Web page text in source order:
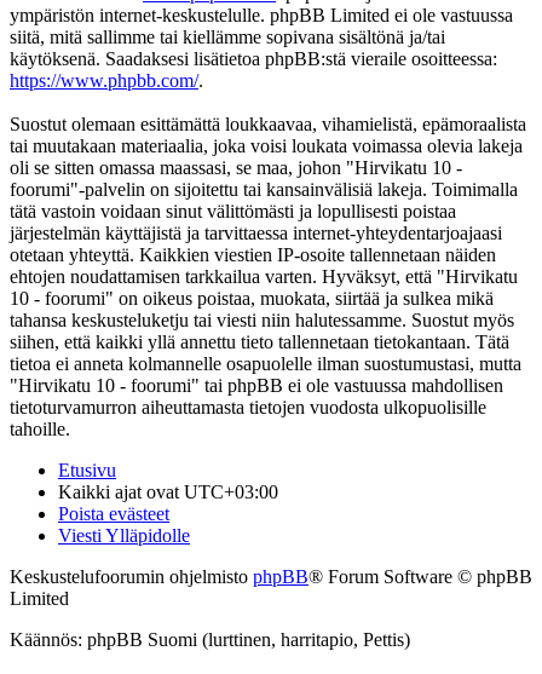
ympäristön internet-keskustelulle. phpBB Limited ei ole vastuussa
siitä, mitä sallimme tai kiellämme sopivana sisältönä ja/tai
käytöksenä. Saadaksesi lisätietoa phpBB:stä vieraile osoitteessa:
https://www.phpbb.com/.
Suostut olemaan esittämättä loukkaavaa, vihamielistä, epämoraalista
tai muutakaan materiaalia, joka voisi loukata voimassa olevia lakeja
oli se sitten omassa maassasi, se maa, johon "Hirvikatu 10 -
foorumi"-palvelin on sijoitettu tai kansainvälisiä lakeja. Toimimalla
tätä vastoin voidaan sinut välittömästi ja lopullisesti poistaa
järjestelmän käyttäjistä ja tarvittaessa internet-yhteydentarjoajaasi
otetaan yhteyttä. Kaikkien viestien IP-osoite tallennetaan näiden
ehtojen noudattamisen tarkkailua varten. Hyväksyt, että "Hirvikatu
10 - foorumi" on oikeus poistaa, muokata, siirtää ja sulkea mikä
tahansa keskusteluketju tai viesti niin halutessamme. Suostut myös
siihen, että kaikki yllä annettu tieto tallennetaan tietokantaan. Tätä
tietoa ei anneta kolmannelle osapuolelle ilman suostumustasi, mutta
"Hirvikatu 10 - foorumi" tai phpBB ei ole vastuussa mahdollisen
tietoturvamurron aiheuttamasta tietojen vuodosta ulkopuolisille
tahoille.
Etusivu
Kaikki ajat ovat UTC+03:00
Poista evästeet
Viesti Ylläpidolle
Keskustelufoorumin ohjelmisto phpBB® Forum Software © phpBB
Limited
Käännös: phpBB Suomi (lurttinen, harritapio, Pettis)